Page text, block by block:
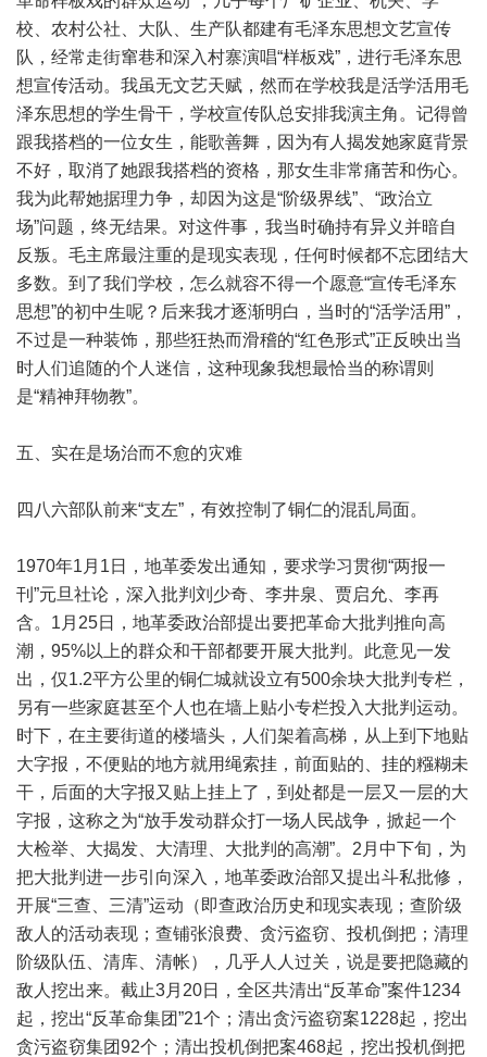
校、农村公社、大队、生产队都建有毛泽东思想文艺宣传
队，经常走街窜巷和深入村寨演唱“样板戏”，进行毛泽东思
想宣传活动。我虽无文艺天赋，然而在学校我是活学活用毛
泽东思想的学生骨干，学校宣传队总安排我演主角。记得曾
跟我搭档的一位女生，能歌善舞，因为有人揭发她家庭背景
不好，取消了她跟我搭档的资格，那女生非常痛苦和伤心。
我为此帮她据理力争，却因为这是“阶级界线”、“政治立
场”问题，终无结果。对这件事，我当时确持有异义并暗自
反叛。毛主席最注重的是现实表现，任何时候都不忘团结大
多数。到了我们学校，怎么就容不得一个愿意“宣传毛泽东
思想”的初中生呢？后来我才逐渐明白，当时的“活学活用”，
不过是一种装饰，那些狂热而滑稽的“红色形式”正反映出当
时人们追随的个人迷信，这种现象我想最恰当的称谓则
是“精神拜物教”。
五、实在是场治而不愈的灾难
四八六部队前来“支左”，有效控制了铜仁的混乱局面。
1970年1月1日，地革委发出通知，要求学习贯彻“两报一
刊”元旦社论，深入批判刘少奇、李井泉、贾启允、李再
含。1月25日，地革委政治部提出要把革命大批判推向高
潮，95%以上的群众和干部都要开展大批判。此意见一发
出，仅1.2平方公里的铜仁城就设立有500余块大批判专栏，
另有一些家庭甚至个人也在墙上贴小专栏投入大批判运动。
时下，在主要街道的楼墙头，人们架着高梯，从上到下地贴
大字报，不便贴的地方就用绳索挂，前面贴的、挂的糨糊未
干，后面的大字报又贴上挂上了，到处都是一层又一层的大
字报，这称之为“放手发动群众打一场人民战争，掀起一个
大检举、大揭发、大清理、大批判的高潮”。2月中下旬，为
把大批判进一步引向深入，地革委政治部又提出斗私批修，
开展“三查、三清”运动（即查政治历史和现实表现；查阶级
敌人的活动表现；查铺张浪费、贪污盗窃、投机倒把；清理
阶级队伍、清库、清帐），几乎人人过关，说是要把隐藏的
敌人挖出来。截止3月20日，全区共清出“反革命”案件1234
起，挖出“反革命集团”21个；清出贪污盗窃案1228起，挖出
贪污盗窃集团92个；清出投机倒把案468起，挖出投机倒把